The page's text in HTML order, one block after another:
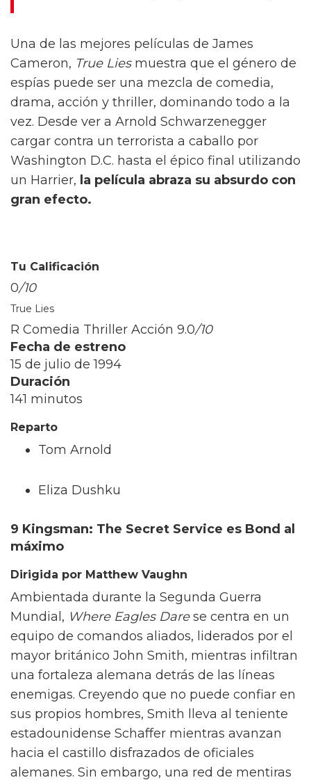
Una de las mejores películas de James
Cameron, True Liesmuestra que el género de
espías puede ser una mezcla de comedia,
drama, acción y thriller, dominando todo a la
vez. Desde ver a Arnold Schwarzenegger
cargar contra un terrorista a caballo por
Washington D.C. hasta el épico final utilizando
un Harrier, la película abraza su absurdo con
gran efecto.
Tu Calificación
0/10
True Lies
R Comedia Thriller Acción 9.0/10
Fecha de estreno
15 de julio de 1994
Duración
141 minutos
Reparto
Tom Arnold
Eliza Dushku
9 Kingsman: The Secret Service es Bond al
máximo
Dirigida por Matthew Vaughn
Ambientada durante la Segunda Guerra
Mundial, Where Eagles Darese centra en un
equipo de comandos aliados, liderados por el
mayor británico John Smith, mientras infiltran
una fortaleza alemana detrás de las líneas
enemigas. Creyendo que no puede confiar en
sus propios hombres, Smith lleva al teniente
estadounidense Schaffer mientras avanzan
hacia el castillo disfrazados de oficiales
alemanes. Sin embargo, una red de mentiras